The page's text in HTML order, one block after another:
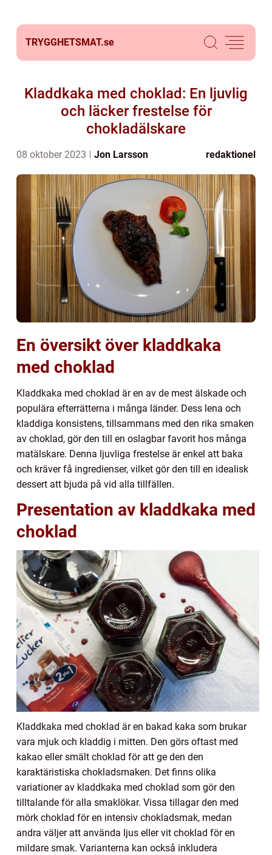
TRYGGHETSMAT.se
Kladdkaka med choklad: En ljuvlig
och läcker frestelse för
chokladälskare
08 oktober 2023 Jon Larsson redaktionel
En översikt över kladdkaka
med choklad
Kladdkaka med choklad är en av de mest älskade och
populära efterrätterna i många länder. Dess lena och
kladdiga konsistens, tillsammans med den rika smaken
av choklad, gör den till en oslagbar favorit hos många
matälskare. Denna ljuvliga frestelse är enkel att baka
och kräver få ingredienser, vilket gör den till en idealisk
dessert att bjuda på vid alla tillfällen.
Presentation av kladdkaka med
choklad
Kladdkaka med choklad är en bakad kaka som brukar
vara mjuk och kladdig i mitten. Den görs oftast med
kakao eller smält choklad för att ge den den
karaktäristiska chokladsmaken. Det finns olika
variationer av kladdkaka med choklad som gör den
tilltalande för alla smaklökar. Vissa tillagar den med
mörk choklad för en intensiv chokladsmak, medan
andra väljer att använda ljus eller vit choklad för en
mildare smak. Varianterna kan också inkludera